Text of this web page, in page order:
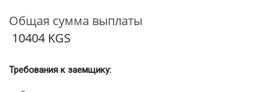
Общая сумма выплаты
10404 KGS
Требования к заемщику: